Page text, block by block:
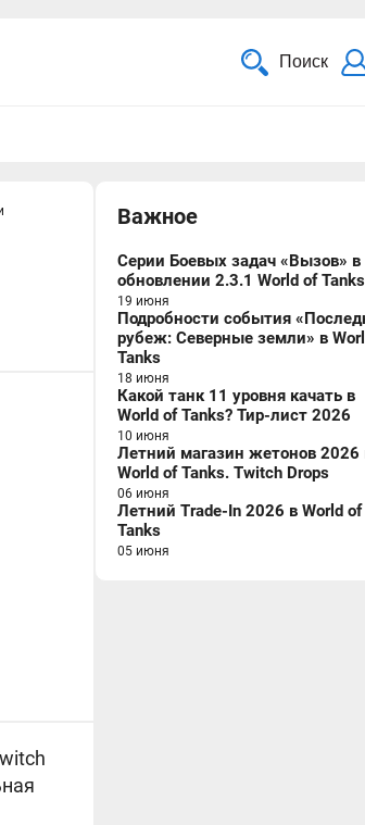
Поиск
Важное
Серии Боевых задач «Вызов» в
обновлении 2.3.1 World of Tanks
19 июня
Подробности события
рубеж: Северные земли» в
Tanks
18 июня
Какой танк 11 уровня качать в
World of Tanks? Тир-лист 2026
10 июня
Летний магазин жетонов 2026
World of Tanks. Twitch Drops
06 июня
Летний Trade-In 2026 в World of
Tanks
05 июня